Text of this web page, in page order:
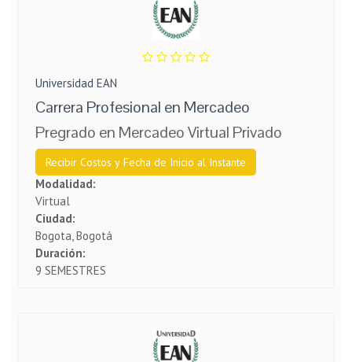
Universidad EAN
Carrera Profesional en Mercadeo
Pregrado en Mercadeo Virtual Privado
Recibir Costos y Fecha de Inicio al Instante
Modalidad:
Virtual
Ciudad:
Bogota, Bogotá
Duración:
9 SEMESTRES